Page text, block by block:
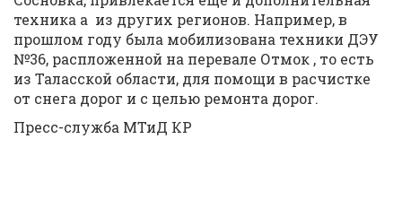
техника а из других регионов. Например, в
прошлом году была мобилизована техники ДЭУ
№36, распложенной на перевале Отмок , то есть
из Таласской области, для помощи в расчистке
от снега дорог и с целью ремонта дорог.
Пресс-служба МТиД КР